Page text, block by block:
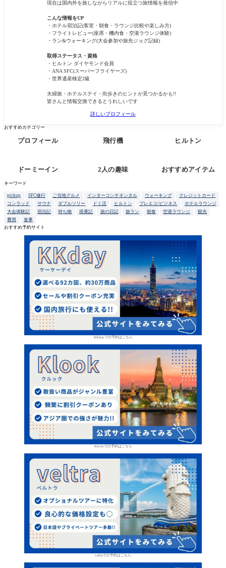
現在は国内外を旅しながらリアルに役立つ旅情報を発信中
こんな情報をUP
・ホテル宿泊記(客室・朝食・ラウンジ比較や楽しみ方)
・フライトレビュー(座席・機内食・空港ラウンジ体験)
・ラン&ウォーキング(大会参加や旅先ジョグ記録)
取得ステータス・資格
・ヒルトン ダイヤモンド会員
・ANA SFC(スーパーフライヤーズ)
・世界遺産検定2級
夫婦旅・ホテルステイ・街歩きのヒントが見つかるかも!!
皆さんと情報交換できるとうれしいです
詳しいプロフィール
おすすめカテゴリー
プロフィール 飛行機 ヒルトン
ドーミーイン 2人の趣味 おすすめアイテム
キーワード
pickup SFC修行 ご当地グルメ インターコンチネンタル ウォーキング
クレジットカード
コンラッド
サウナ ダブルツリー ドミ活 ヒルトン プレエコ/ビジネス
ホテルラウンジ
大会体験記
宿泊記 持ち物 搭乗記 旅の日記 旅ラン 朝食 空港ラウンジ
観光
費用
食事
おすすめ予約サイト
KKdayでの予約はこちら
Klookでの予約はこちら
veltraでの予約はこちら